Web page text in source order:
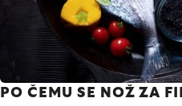
PO ČEMU SE NOŽ ZA